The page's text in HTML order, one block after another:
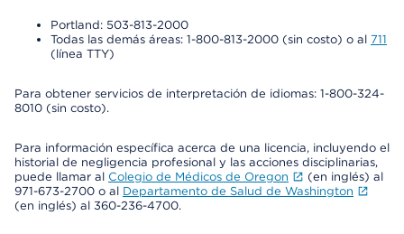
Portland: 503-813-2000
Todas las demás áreas: 1-800-813-2000 (sin costo) o al 711
(línea TTY)
Para obtener servicios de interpretación de idiomas: 1-800-324-
8010 (sin costo).
Para información específica acerca de una licencia, incluyendo el
historial de negligencia profesional y las acciones disciplinarias,
puede llamar al Colegio de Médicos de Oregon
(en inglés) al
971-673-2700 o al Departamento de Salud de Washington
(en inglés) al 360-236-4700.